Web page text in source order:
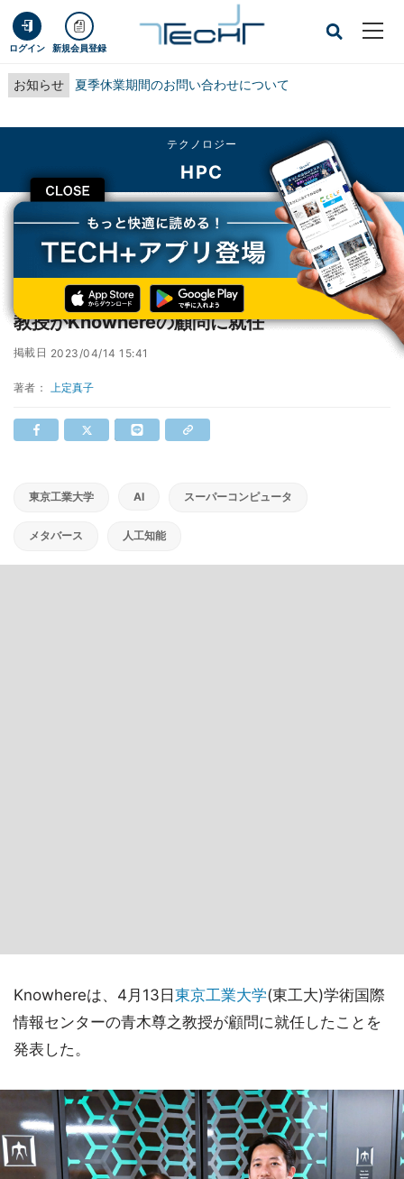
ログイン 新規会員登録
お知らせ 夏季休業期間のお問い合わせについて
CLOSE
テクノロジー
HPC
TECH+ テクノロジー
HPC
野球上達AIの開発加速へ、東工大の青木尊之教授がKnowhereの顧問に就任
野球上達AIの開発加速へ、東工大の青木尊之
教授がKnowhereの顧問に就任
掲載日 2023/04/14 15:41
著者： 上定真子
東京工業大学 AI スーパーコンピュータ
メタバース 人工知能
Knowhereは、4月13日 東京工業大学(東工大)学術国際
情報センターの青木尊之教授が顧問に就任したことを
発表した。